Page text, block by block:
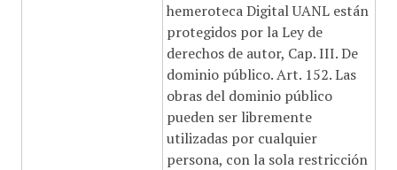
hemeroteca Digital UANL están
protegidos por la Ley de
derechos de autor, Cap. III. De
dominio público. Art. 152. Las
obras del dominio público
pueden ser libremente
utilizadas por cualquier
persona, con la sola restricción